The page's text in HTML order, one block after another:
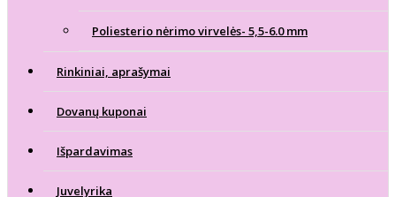
Poliesterio nėrimo virvelės- 5,5-6.0 mm
Rinkiniai, aprašymai
Dovanų kuponai
Išpardavimas
Juvelyrika